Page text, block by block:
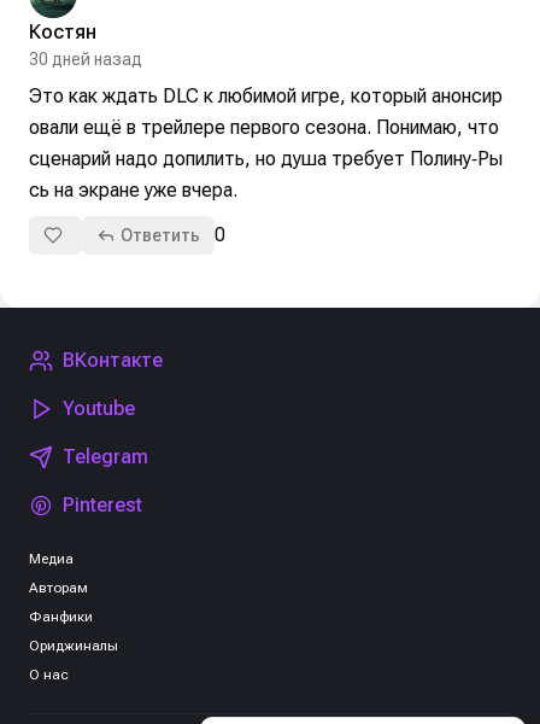
Костян
30 дней назад
Это как ждать DLC к любимой игре, который анонсир
овали ещё в трейлере первого сезона. Понимаю, что
сценарий надо допилить, но душа требует Полину‑Ры
сь на экране уже вчера.
Ответить 0
ВКонтакте
Youtube
Telegram
Pinterest
Медиа
Авторам
Фанфики
Ориджиналы
О нас